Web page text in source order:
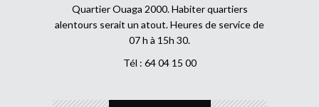
Quartier Ouaga 2000. Habiter quartiers
alentours serait un atout. Heures de service de
07 h à 15h 30.
Tél : 64 04 15 00